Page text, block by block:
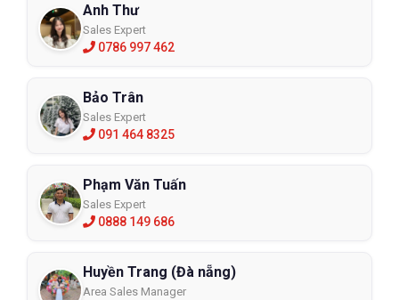
Anh Thư
Sales Expert
0786 997 462
Bảo Trân
Sales Expert
091 464 8325
Phạm Văn Tuấn
Sales Expert
0888 149 686
Huyền Trang (Đà nẵng)
Area Sales Manager